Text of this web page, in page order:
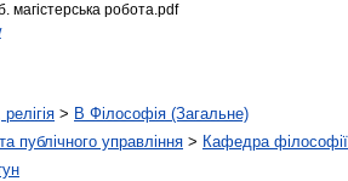
магістерська робота.pdf
> B Філософія (Загальне)
публічного управління > Кафедра філософії